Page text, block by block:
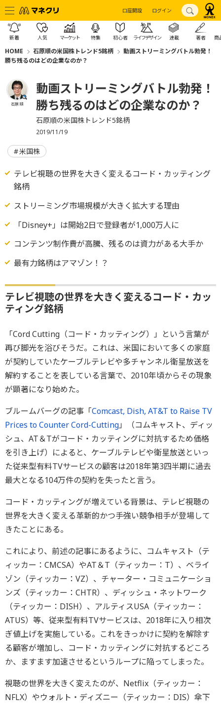
口座開設 ログイン
新着 人気 マーケット 特集 初心者 ライフデザイン 連載 著者 商
HOME 石原順の米国株トレンド5銘柄
動画ストリーミングバトル勃発！
勝ち残るのはどの企業なのか？
石原 順
動画ストリーミングバトル勃発！
勝ち残るのはどの企業なのか？
石原順の米国株トレンド5銘柄
2019/11/19
米国株
テレビ視聴の世界を大きく変えるコード・カッティング
銘柄
ストリーミング市場規模が大きく拡大する理由
「Disney+」は開始2日で登録者が1,000万人に
コンテンツ制作費が高騰、残るのは資力がある大手か
最有力銘柄はアマゾン！？
テレビ視聴の世界を大きく変えるコード・カッ
ティング銘柄
「Cord Cutting（コード・カッティング）」という言葉が
再び脚光を浴びそうだ。これは、米国において多くの家庭
が契約していたケーブルテレビや多チャンネル衛星放送を
解約することを表している言葉で、2010年頃からその現象
が顕著になり始めた。
ブルームバーグの記事「Comcast, Dish, AT&T to Raise TV
Prices to Counter Cord-Cutting」（コムキャスト、ディッ
シュ、AT＆Tがコード・カッティングに対抗するため価格
を引き上げ）によると、ケーブルテレビや衛星放送といっ
た従来型有料TVサービスの顧客は2018年第3四半期に過去
最大となる104万件の契約を失ったと言う。
コード・カッティングが増えている背景は、テレビ視聴の
世界を大きく変える革新的かつ手強い競争相手が登場して
きたことにある。
これにより、前述の記事にあるように、コムキャスト（テ
ィッカー：CMCSA）やAT＆T（ティッカー：T）、ベライ
ゾン（ティッカー：VZ）、チャーター・コミュニケーショ
ンズ（ティッカー：CHTR）、ディッシュ・ネットワーク
（ティッカー：DISH）、アルティスUSA（ティッカー：
ATUS）等、従来型有料TVサービスは、2018年に入り相次
ぎ値上げを実施している。これをきっかけに契約を解除す
る顧客が増加し、コード・カッティングに対抗するどころ
か、ますます加速させるというループに陥ってしまった。
視聴の世界を大きく変えたのが、Netflix（ティッカー：
NFLX）やウォルト・ディズニー（ティッカー：DIS）傘下